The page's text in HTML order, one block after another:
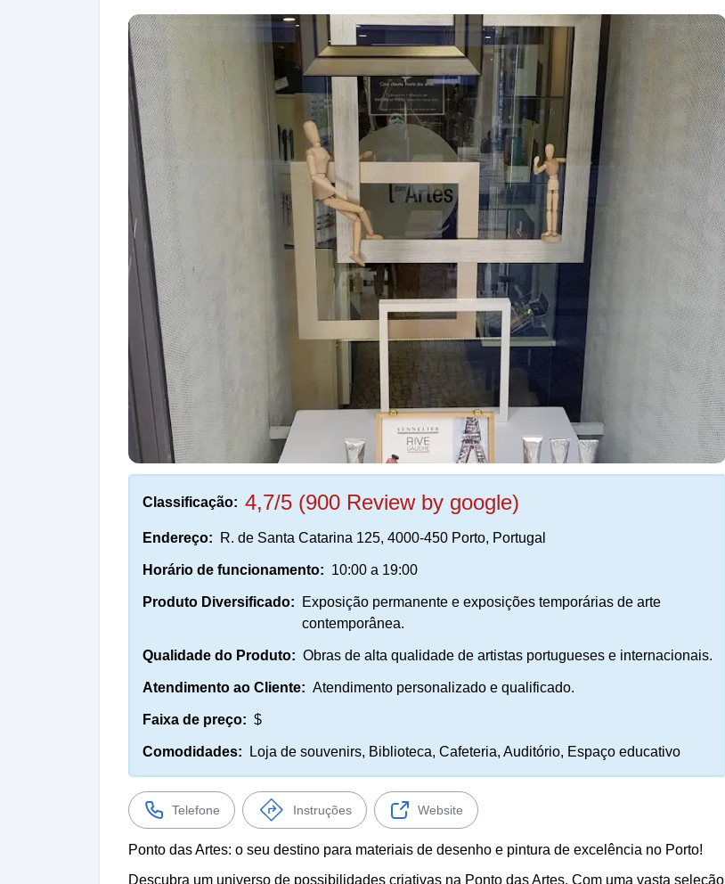
Classificação: 4,7/5 (900 Review by google)
Endereço: R. de Santa Catarina 125, 4000-450 Porto, Portugal
Horário de funcionamento: 10:00 a 19:00
Produto Diversificado:
Exposição permanente e exposições temporárias de arte
contemporânea.
Qualidade do Produto: Obras de alta qualidade de artistas portugueses e internacionais.
Atendimento ao Cliente: Atendimento personalizado e qualificado.
Faixa de preço: $
Comodidades: Loja de souvenirs, Biblioteca, Cafeteria, Auditório, Espaço educativo
Telefone Instruções Website
Ponto das Artes: o seu destino para materiais de desenho e pintura de excelência no Porto!
Descubra um universo de possibilidades criativas na Ponto das Artes. Com uma vasta seleção